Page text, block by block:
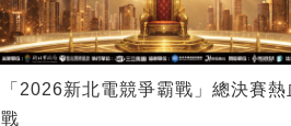
「2026新北電競爭霸戰」總決賽熱
戰